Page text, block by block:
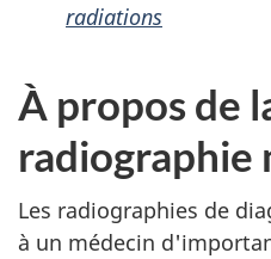
radiations
À propos de
radiographie
Les radiographies de
à un médecin